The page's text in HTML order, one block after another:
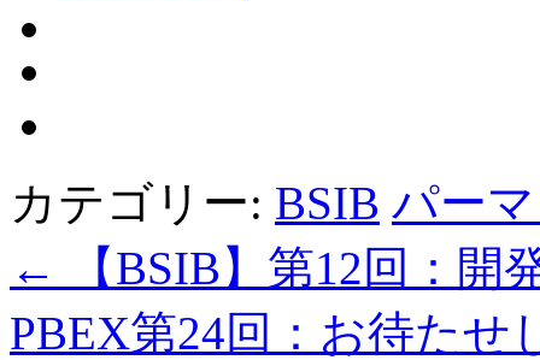
カテゴリー: BSIB パー
←
【BSIB】第12回：開
PBEX第24回：お待たせ